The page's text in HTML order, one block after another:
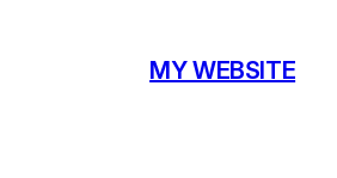
المحتوى
MY WEBSITE